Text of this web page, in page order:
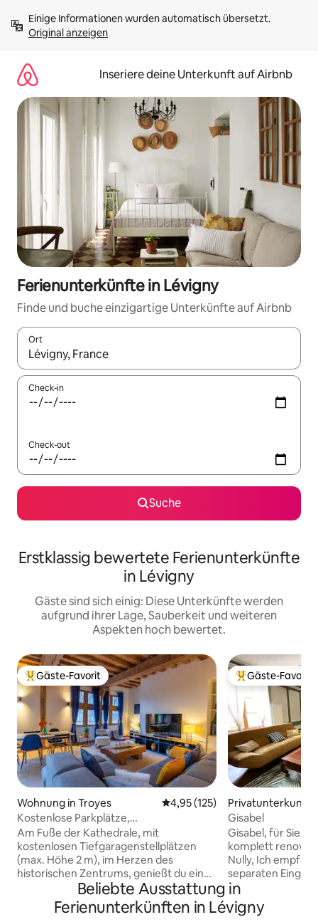
Inhalten
springenOriginal anzeigen
Inseriere deine Unterkunft auf Airbnb
Ferienunterkünfte in Lévigny
Finde und buche einzigartige Unterkünfte auf Airbnb
Ort
Wenn Ergebnisse verfügbar sind, navigiere mit den
Check-in
Check-out
Suche
Erstklassig bewertete Ferienunterkünfte
in Lévigny
Gäste sind sich einig: Diese Unterkünfte werden
aufgrund ihrer Lage, Sauberkeit und weiteren
Aspekten hoch bewertet.
Beliebter Gäste-Favorit.
Gäste-Favorit
Wohnung in Troyes Durchschnittliche Bewertung:
4,95 (125)
Kostenlose Parkplätze,
familienfreundlich, Blick auf die
Kathedrale
Am Fuße der Kathedrale, mit
kostenlosen Tiefgaragenstellplätzen
(max. Höhe 2 m), im Herzen des
historischen Zentrums, genießt du eine
malerische Umgebung und alle
Sehenswürdigkeiten, die zu Fuß
erreichbar sind: Museen, Restaurants,
Beliebter Gäste-
Gäste-Favorit
Privatunterkunft
Gisabel
Gisabel, für Sie
komplett
Nully, Ich empfange Sie über einen
separaten
eingezäunten,
Grundstück, das
mit
Beliebte Ausstattung in
Ferienunterkünften in Lévigny